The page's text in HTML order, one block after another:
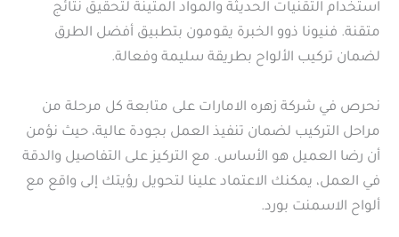
استخدام التقنيات الحديثة والمواد المتينة لتحقيق نتائج
متقنة. فنيونا ذوو الخبرة يقومون بتطبيق أفضل الطرق
لضمان تركيب الألواح بطريقة سليمة وفعالة.
نحرص في شركة زهره الامارات على متابعة كل مرحلة من
مراحل التركيب لضمان تنفيذ العمل بجودة عالية، حيث نؤمن
أن رضا العميل هو الأساس. مع التركيز على التفاصيل والدقة
في العمل، يمكنك الاعتماد علينا لتحويل رؤيتك إلى واقع مع
ألواح الاسمنت بورد.